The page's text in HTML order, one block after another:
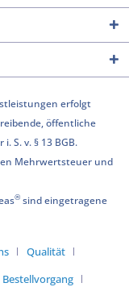
erfolgt
öffentliche
S. v. § 13 BGB.
Mehrwertsteuer und
®sind eingetragene
Qualität
Bestellvorgang